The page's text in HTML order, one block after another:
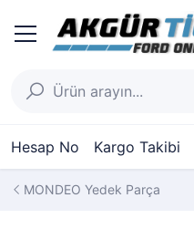
Hesap No Kargo Takibi
MONDEO Yedek Parça